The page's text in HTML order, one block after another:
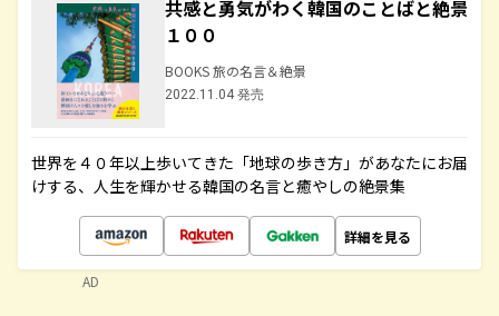
共感と勇気がわく韓国のことばと絶景
１００
BOOKS 旅の名言＆絶景
2022.11.04 発売
世界を４０年以上歩いてきた「地球の歩き方」があなたにお届
けする、人生を輝かせる韓国の名言と癒やしの絶景集
詳細を見る
AD